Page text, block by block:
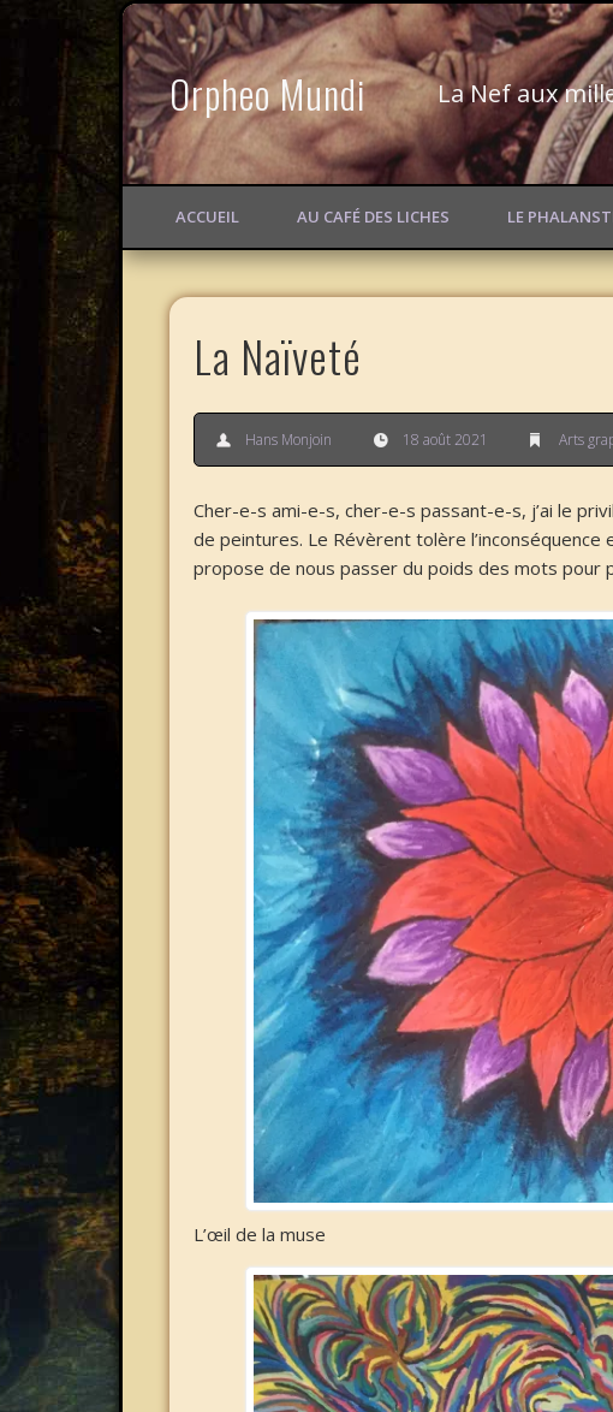
Orpheo Mundi La Nef aux
ACCUEIL AU CAFÉ DES LICHES LE
La Naïveté
Hans Monjoin 18 août 2021 Arts
Cher-e-s ami-e-s, cher-e-s passant-e-s, j’ai le
de peintures. Le Révèrent tolère
propose de nous passer du poids des mots pour
L’œil de la muse